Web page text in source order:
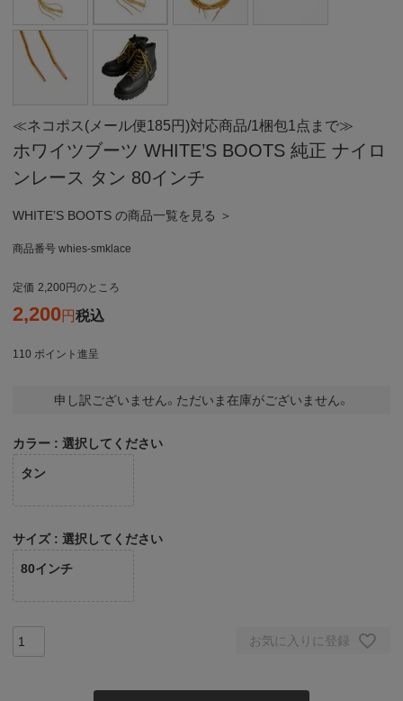
≪ネコポス(メール便185円)対応商品/1梱包1点まで≫
ホワイツブーツ WHITE’S BOOTS 純正 ナイロ
ンレース タン 80インチ
WHITE’S BOOTS の商品一覧を見る ＞
商品番号 whies-smklace
定価 2,200 のところ
2,200 税込
110 ポイント進呈
申し訳ございません。ただいま在庫がございません。
カラー 選択してください
タン
サイズ 選択してください
80インチ
お気に入りに登録